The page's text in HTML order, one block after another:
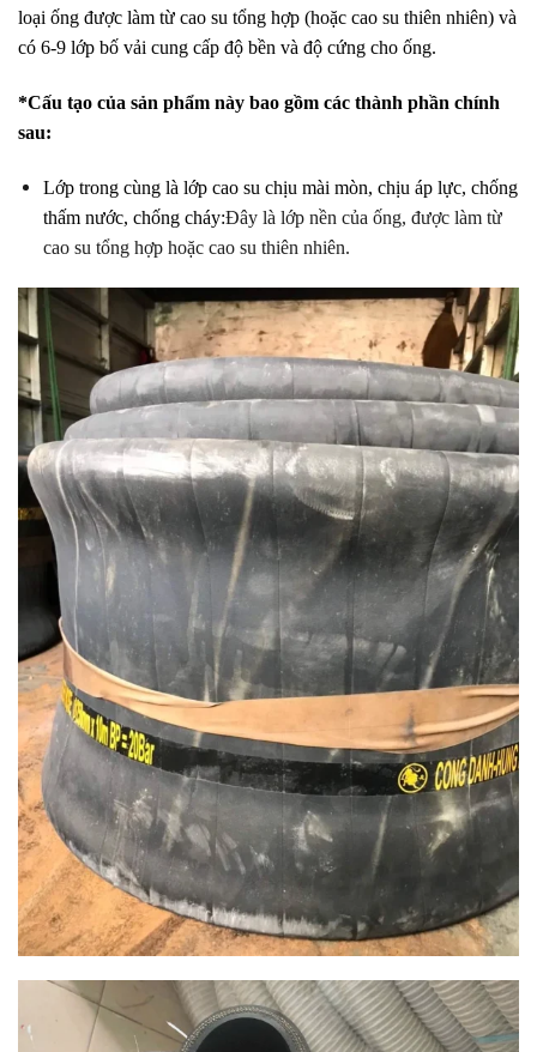
loại ống được làm từ cao su tổng hợp (hoặc cao su thiên nhiên) và
có 6-9 lớp bố vải cung cấp độ bền và độ cứng cho ống.
*Cấu tạo của sản phẩm này bao gồm các thành phần chính
sau:
Lớp trong cùng là lớp cao su chịu mài mòn, chịu áp lực, chống
thấm nước, chống cháy:Đây là lớp nền của ống, được làm từ
cao su tổng hợp hoặc cao su thiên nhiên.